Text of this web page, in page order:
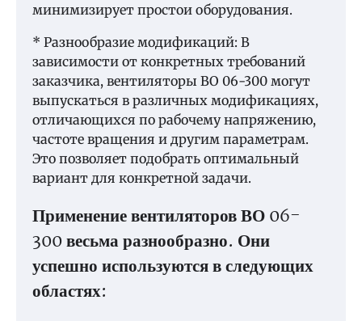
минимизирует простои оборудования.
* Разнообразие модификаций: В
зависимости от конкретных требований
заказчика, вентиляторы ВО 06-300 могут
выпускаться в различных модификациях,
отличающихся по рабочему напряжению,
частоте вращения и другим параметрам.
Это позволяет подобрать оптимальный
вариант для конкретной задачи.
Применение вентиляторов ВО 06-
300 весьма разнообразно. Они
успешно используются в следующих
областях: